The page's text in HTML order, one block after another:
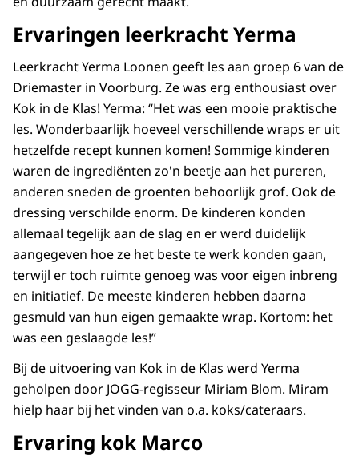
Ervaringen leerkracht Yerma
Leerkracht Yerma Loonen geeft les aan groep 6 van de
Driemaster in Voorburg. Ze was erg enthousiast over
Kok in de Klas! Yerma: “Het was een mooie praktische
les. Wonderbaarlijk hoeveel verschillende wraps er uit
hetzelfde recept kunnen komen! Sommige kinderen
waren de ingrediënten zo'n beetje aan het pureren,
anderen sneden de groenten behoorlijk grof. Ook de
dressing verschilde enorm. De kinderen konden
allemaal tegelijk aan de slag en er werd duidelijk
aangegeven hoe ze het beste te werk konden gaan,
terwijl er toch ruimte genoeg was voor eigen inbreng
en initiatief. De meeste kinderen hebben daarna
gesmuld van hun eigen gemaakte wrap. Kortom: het
was een geslaagde les!”
Bij de uitvoering van Kok in de Klas werd Yerma
geholpen door JOGG-regisseur Miriam Blom. Miram
hielp haar bij het vinden van o.a. koks/cateraars.
Ervaring kok Marco